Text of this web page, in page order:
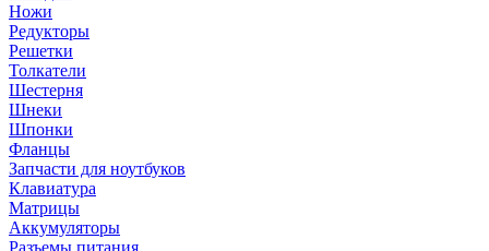
Ножи
Редукторы
Решетки
Толкатели
Шестерня
Шнеки
Шпонки
Фланцы
Запчасти для ноутбуков
Клавиатура
Матрицы
Аккумуляторы
Разъемы питания